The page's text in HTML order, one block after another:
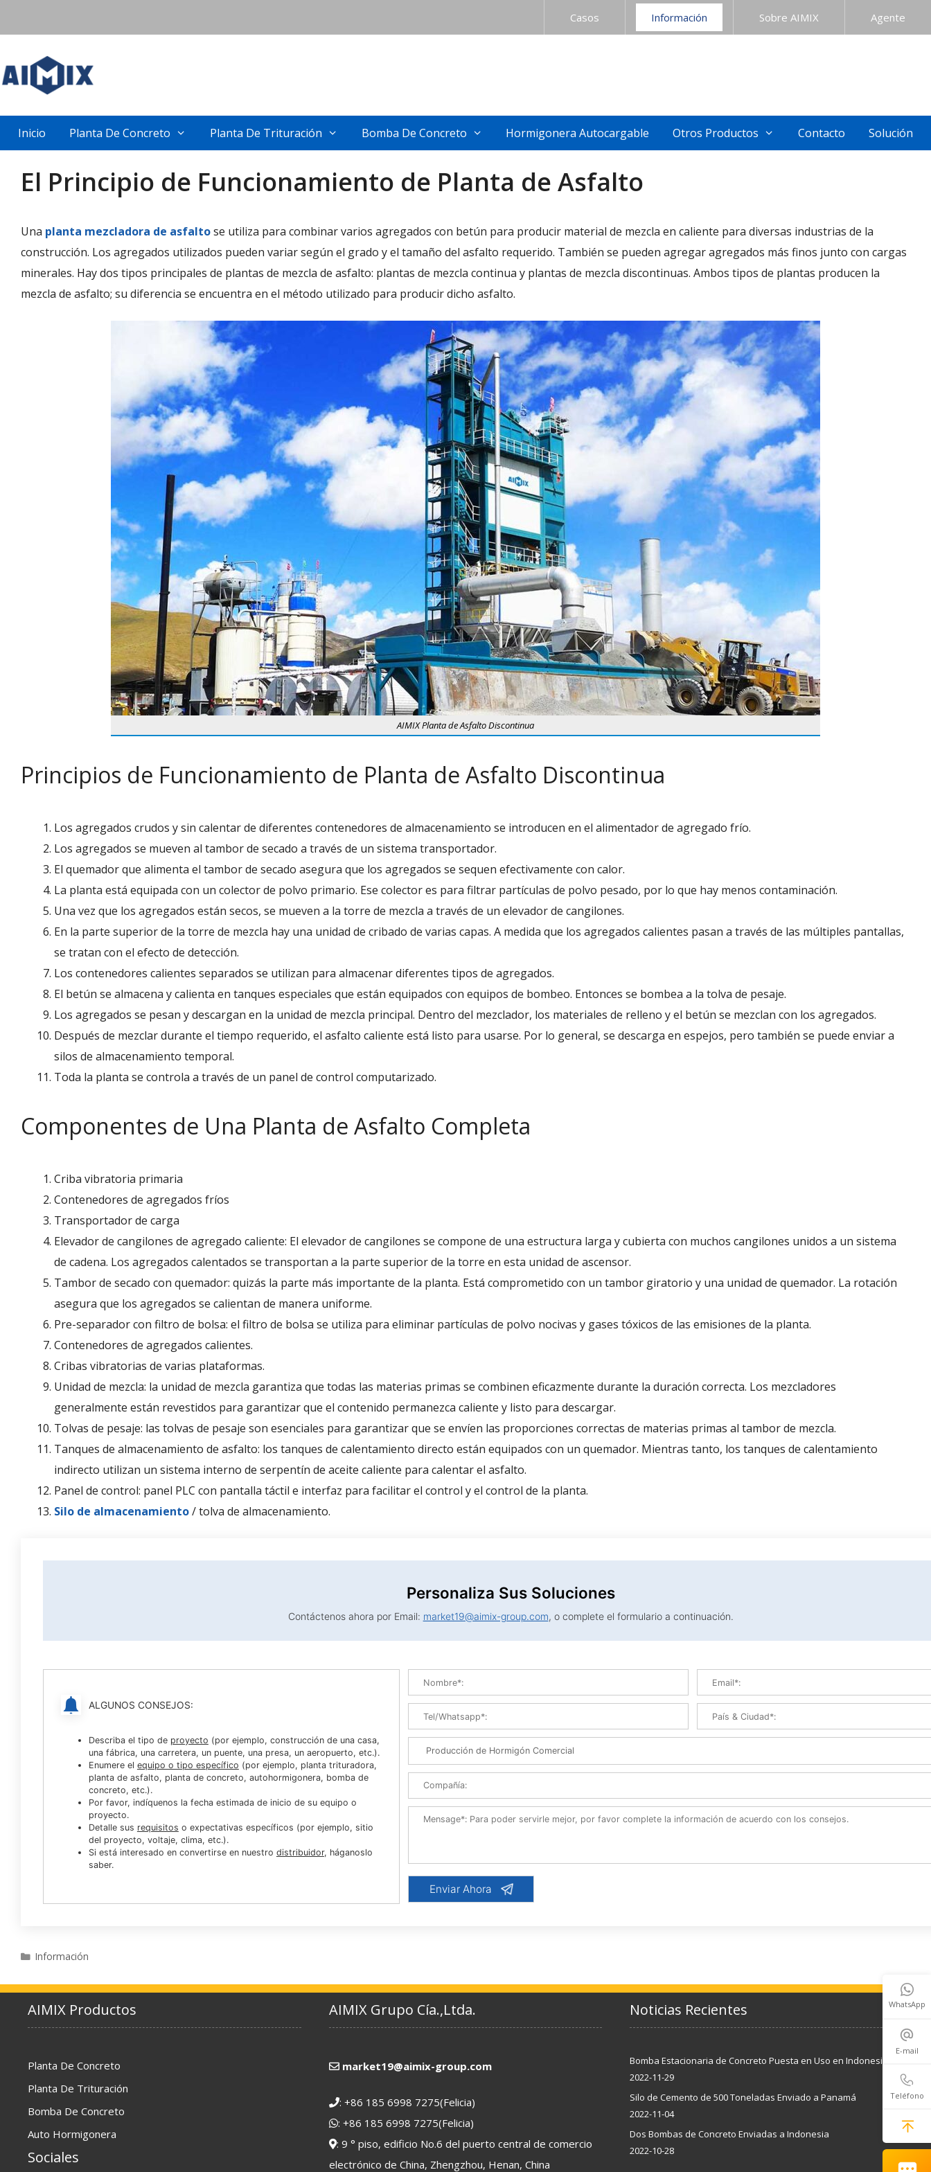
WhatsApp
E-mail
Teléfono
Agente
Sobre AIMIX
Información
Casos
Inicio Planta De Concreto Planta De Trituración Bomba De Concreto Hormigonera Autocargable Otros Productos Contacto Solución
El Principio de Funcionamiento de Planta de Asfalto
Una planta mezcladora de asfaltose utiliza para combinar varios agregados con betún para producir material de mezcla en caliente para diversas industrias de la
construcción. Los agregados utilizados pueden variar según el grado y el tamaño del asfalto requerido. También se pueden agregar agregados más finos junto con cargas
minerales. Hay dos tipos principales de plantas de mezcla de asfalto: plantas de mezcla continua y plantas de mezcla discontinuas. Ambos tipos de plantas producen la
mezcla de asfalto; su diferencia se encuentra en el método utilizado para producir dicho asfalto.
AIMIX Planta de Asfalto Discontinua
Principios de Funcionamiento de Planta de Asfalto Discontinua
Los agregados crudos y sin calentar de diferentes contenedores de almacenamiento se introducen en el alimentador de agregado frío.
Los agregados se mueven al tambor de secado a través de un sistema transportador.
El quemador que alimenta el tambor de secado asegura que los agregados se sequen efectivamente con calor.
La planta está equipada con un colector de polvo primario. Ese colector es para filtrar partículas de polvo pesado, por lo que hay menos contaminación.
Una vez que los agregados están secos, se mueven a la torre de mezcla a través de un elevador de cangilones.
En la parte superior de la torre de mezcla hay una unidad de cribado de varias capas. A medida que los agregados calientes pasan a través de las múltiples pantallas,
se tratan con el efecto de detección.
Los contenedores calientes separados se utilizan para almacenar diferentes tipos de agregados.
El betún se almacena y calienta en tanques especiales que están equipados con equipos de bombeo. Entonces se bombea a la tolva de pesaje.
Los agregados se pesan y descargan en la unidad de mezcla principal. Dentro del mezclador, los materiales de relleno y el betún se mezclan con los agregados.
Después de mezclar durante el tiempo requerido, el asfalto caliente está listo para usarse. Por lo general, se descarga en espejos, pero también se puede enviar a
silos de almacenamiento temporal.
Toda la planta se controla a través de un panel de control computarizado.
Componentes de Una Planta de Asfalto Completa
Criba vibratoria primaria
Contenedores de agregados fríos
Transportador de carga
Elevador de cangilones de agregado caliente: El elevador de cangilones se compone de una estructura larga y cubierta con muchos cangilones unidos a un sistema
de cadena. Los agregados calentados se transportan a la parte superior de la torre en esta unidad de ascensor.
Tambor de secado con quemador: quizás la parte más importante de la planta. Está comprometido con un tambor giratorio y una unidad de quemador. La rotación
asegura que los agregados se calientan de manera uniforme.
Pre-separador con filtro de bolsa: el filtro de bolsa se utiliza para eliminar partículas de polvo nocivas y gases tóxicos de las emisiones de la planta.
Contenedores de agregados calientes.
Cribas vibratorias de varias plataformas.
Unidad de mezcla: la unidad de mezcla garantiza que todas las materias primas se combinen eficazmente durante la duración correcta. Los mezcladores
generalmente están revestidos para garantizar que el contenido permanezca caliente y listo para descargar.
Tolvas de pesaje: las tolvas de pesaje son esenciales para garantizar que se envíen las proporciones correctas de materias primas al tambor de mezcla.
Tanques de almacenamiento de asfalto: los tanques de calentamiento directo están equipados con un quemador. Mientras tanto, los tanques de calentamiento
indirecto utilizan un sistema interno de serpentín de aceite caliente para calentar el asfalto.
Panel de control: panel PLC con pantalla táctil e interfaz para facilitar el control y el control de la planta.
Silo de almacenamiento/ tolva de almacenamiento.
Personaliza Sus Soluciones
Contáctenos ahora por Email: market19@aimix-group.com, o complete el formulario a continuación.
ALGUNOS CONSEJOS:
Describa el tipo de proyecto (por ejemplo, construcción de una casa,
una fábrica, una carretera, un puente, una presa, un aeropuerto, etc.).
Enumere el equipo o tipo específico (por ejemplo, planta trituradora,
planta de asfalto, planta de concreto, autohormigonera, bomba de
concreto, etc.).
Por favor, indíquenos la fecha estimada de inicio de su equipo o
proyecto.
Detalle sus requisitos o expectativas específicos (por ejemplo, sitio
del proyecto, voltaje, clima, etc.).
Si está interesado en convertirse en nuestro distribuidor, háganoslo
saber.
Categories
Información
AIMIX Productos
Planta De Concreto
Planta De Trituración
Bomba De Concreto
Auto Hormigonera
Sociales
AIMIX Grupo Cía.,Ltda.
market19@aimix-group.com
: +86 185 6998 7275(Felicia)
: +86 185 6998 7275(Felicia)
: 9 ° piso, edificio No.6 del puerto central de comercio
electrónico de China, Zhengzhou, Henan, China
Noticias Recientes
Bomba Estacionaria de Concreto Puesta en Uso en Indonesia
2022-11-29
Silo de Cemento de 500 Toneladas Enviado a Panamá
2022-11-04
Dos Bombas de Concreto Enviadas a Indonesia
2022-10-28